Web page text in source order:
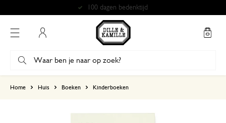
100 dagen bedenktijd
Home Huis Boeken Kinderboeken